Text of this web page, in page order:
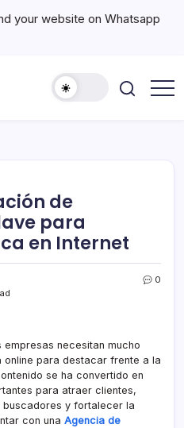
your website on Whatsapp
de
para
en Internet
0
necesitan mucho
online para destacar frente a la
se ha convertido en
para atraer clientes,
buscadores y fortalecer la
con una Agencia de